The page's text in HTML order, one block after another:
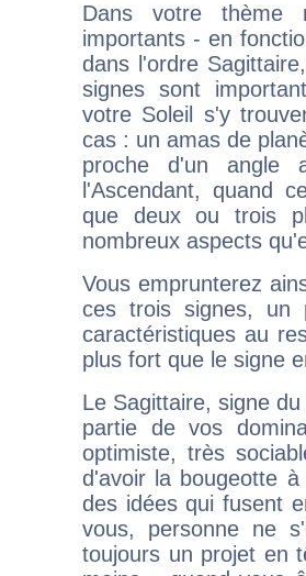
Dans votre thème
importants - en
dans l'ordre
signes sont
votre Soleil s'y
cas : un amas de
proche d'un
l'Ascendant, quand
que deux ou trois
nombreux aspects
Vous emprunterez
ces trois signes, un
caractéristiques au
plus fort que le signe
Le Sagittaire, signe
partie de vos
optimiste, très
d'avoir la bougeotte
des idées qui fusent
vous, personne ne
toujours un projet en